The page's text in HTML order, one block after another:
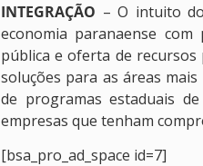
INTEGRAÇÃO – O intuito
economia paranaense
pública e oferta de recursos
soluções para as áreas
de programas estaduais
empresas que tenham
[bsa_pro_ad_space id=7]